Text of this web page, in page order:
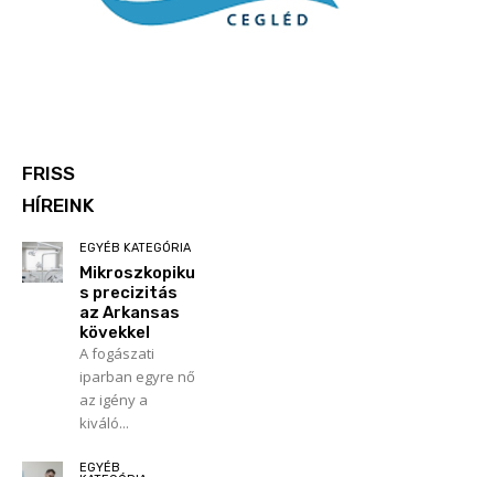
FRISS
HÍREINK
EGYÉB KATEGÓRIA
Mikroszkopiku
s precizitás
az Arkansas
kövekkel
A fogászati
iparban egyre nő
az igény a
kiváló...
EGYÉB